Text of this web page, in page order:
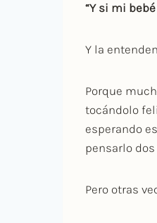
“Y si mi
Y la
Porque
tocándolo
esperando
pensarlo dos
Pero otras